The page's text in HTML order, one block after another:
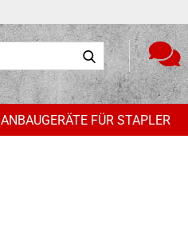
Suche...
ANBAUGERÄTE FÜR STAPLER